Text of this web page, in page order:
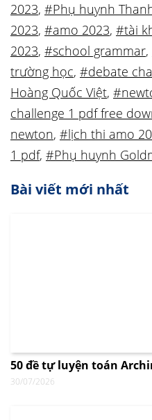
2023, #Phụ huynh
2023, #amo 2023, #tài
2023, #school grammar,
trường học, #debate
Hoàng Quốc Việt,
challenge 1 pdf free
newton, #lịch thi amo
1 pdf, #Phụ huynh
Bài viết mới nhất
50 đề tự luyện toán
30/07/2026